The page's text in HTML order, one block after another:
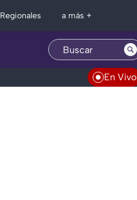
Regionales a más +
En Vivo